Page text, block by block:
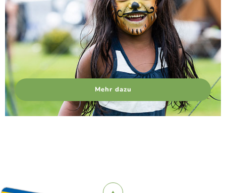
Mehr dazu